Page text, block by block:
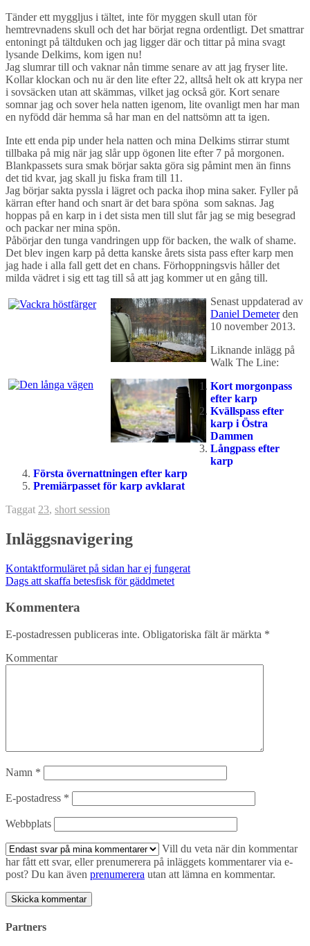
Tänder ett myggljus i tältet, inte för myggen skull utan för
hemtrevnadens skull och det har börjat regna ordentligt. Det smattrar
entoningt på tältduken och jag ligger där och tittar på mina svagt
lysande Delkims, kom igen nu!
Jag slumrar till och vaknar nån timme senare av att jag fryser lite.
Kollar klockan och nu är den lite efter 22, alltså helt ok att krypa ner
i sovsäcken utan att skämmas, vilket jag också gör. Kort senare
somnar jag och sover hela natten igenom, lite ovanligt men har man
en nyfödd där hemma så har man en del nattsömn att ta igen.
Inte ett enda pip under hela natten och mina Delkims stirrar stumt
tillbaka på mig när jag slår upp ögonen lite efter 7 på morgonen.
Blankpassets sura smak börjar sakta göra sig påmint men än finns
det tid kvar, jag skall ju fiska fram till 11.
Jag börjar sakta pyssla i lägret och packa ihop mina saker. Fyller på
kärran efter hand och snart är det bara spöna som saknas. Jag
hoppas på en karp in i det sista men till slut får jag se mig besegrad
och packar ner mina spön.
Påbörjar den tunga vandringen upp för backen, the walk of shame.
Det blev ingen karp på detta kanske årets sista pass efter karp men
jag hade i alla fall gett det en chans. Förhoppningsvis håller det
milda vädret i sig ett tag till så att jag kommer ut en gång till.
Senast uppdaterad av
Daniel Demeterden
10 november 2013.
Liknande inlägg på
Walk The Line:
Kort morgonpass
efter karp
Kvällspass efter
karp i Östra
Dammen
Långpass efter
karp
Första övernattningen efter karp
Premiärpasset för karp avklarat
Taggat 23, short session
Inläggsnavigering
Kontaktformuläret på sidan har ej fungerat
Dags att skaffa betesfisk för gäddmetet
Kommentera
E-postadressen publiceras inte. Obligatoriska fält är märkta *
Kommentar
Namn *
E-postadress *
Webbplats
Vill du veta när din kommentar
har fått ett svar, eller prenumerera på inläggets kommentarer via e-
post? Du kan även prenumerera utan att lämna en kommentar.
Partners